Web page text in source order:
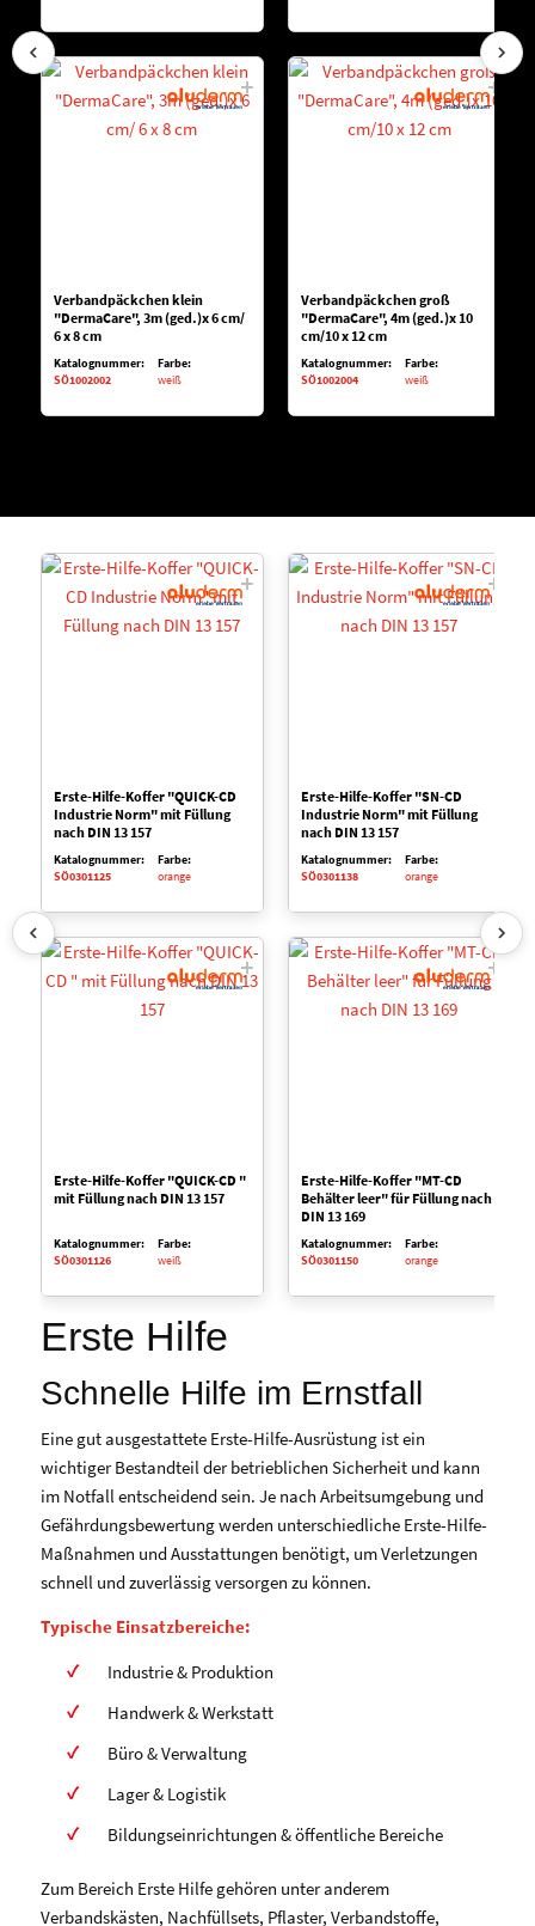
Verbandpäckchen klein
"DermaCare", 3m (ged.)x 6 cm/
6 x 8 cm
Katalognummer:
SÖ1002002
Farbe:
weiß
Verbandpäckchen groß
"DermaCare", 4m (ged.)x 10
cm/10 x 12 cm
Katalognummer:
SÖ1002004
Farbe:
weiß
Erste-Hilfe-Koffer "QUICK-CD
Industrie Norm" mit Füllung
nach DIN 13 157
Katalognummer:
SÖ0301125
Farbe:
orange
Erste-Hilfe-Koffer "QUICK-CD "
mit Füllung nach DIN 13 157
Katalognummer:
SÖ0301126
Farbe:
weiß
Erste-Hilfe-Koffer "SN-CD
Industrie Norm" mit Füllung
nach DIN 13 157
Katalognummer:
SÖ0301138
Farbe:
orange
Erste-Hilfe-Koffer "MT-CD
Behälter leer" für Füllung nach
DIN 13 169
Katalognummer:
SÖ0301150
Farbe:
orange
Erste Hilfe
Schnelle Hilfe im Ernstfall
Eine gut ausgestattete Erste-Hilfe-Ausrüstung ist ein
wichtiger Bestandteil der betrieblichen Sicherheit und kann
im Notfall entscheidend sein. Je nach Arbeitsumgebung und
Gefährdungsbewertung werden unterschiedliche Erste-Hilfe-
Maßnahmen und Ausstattungen benötigt, um Verletzungen
schnell und zuverlässig versorgen zu können.
Typische Einsatzbereiche:
Industrie & Produktion
Handwerk & Werkstatt
Büro & Verwaltung
Lager & Logistik
Bildungseinrichtungen & öffentliche Bereiche
Zum Bereich Erste Hilfe gehören unter anderem
Verbandskästen, Nachfüllsets, Pflaster, Verbandstoffe,